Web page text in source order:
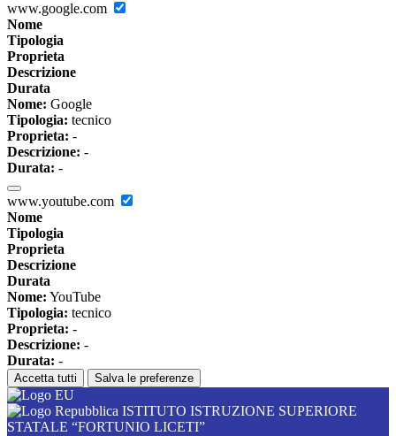
www.google.com
Nome
Tipologia
Proprieta
Descrizione
Durata
Nome: Google
Tipologia: tecnico
Proprieta: -
Descrizione: -
Durata: -
www.youtube.com
Nome
Tipologia
Proprieta
Descrizione
Durata
Nome: YouTube
Tipologia: tecnico
Proprieta: -
Descrizione: -
Durata: -
Accetta tutti Salva le preferenze
ISTITUTO ISTRUZIONE SUPERIORE
STATALE “FORTUNIO LICETI”